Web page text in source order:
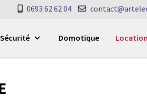
0693 62 62 04
Sécurité Domotique Location